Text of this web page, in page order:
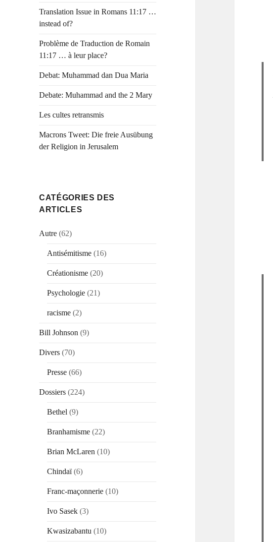
Translation Issue in Romans 11:17 …
instead of?
Problème de Traduction de Romain
11:17 … à leur place?
Debat: Muhammad dan Dua Maria
Debate: Muhammad and the 2 Mary
Les cultes retransmis
Macrons Tweet: Die freie Ausübung
der Religion in Jerusalem
CATÉGORIES DES
ARTICLES
Autre (62)
Antisémitisme (16)
Créationisme (20)
Psychologie (21)
racisme (2)
Bill Johnson (9)
Divers (70)
Presse (66)
Dossiers (224)
Bethel (9)
Branhamisme (22)
Brian McLaren (10)
Chindaï(6)
Franc-maçonnerie (10)
Ivo Sasek (3)
Kwasizabantu (10)